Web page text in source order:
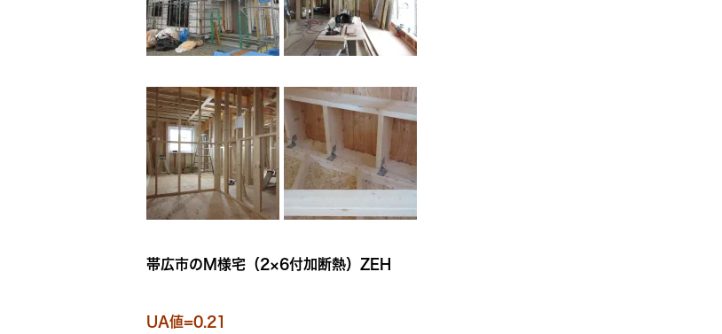
帯広市のM様宅（2×6付加断熱）ZEH
UA値=0.21